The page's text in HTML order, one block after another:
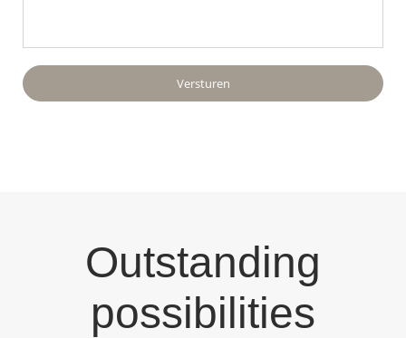
Outstanding
possibilities